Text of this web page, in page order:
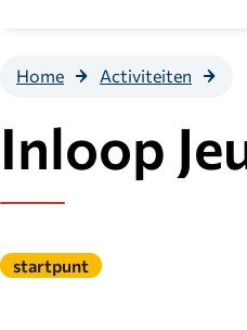
Home Activiteiten
Inloop
Gepubliceerd
onder
startpunt